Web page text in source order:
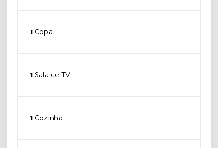
1 Copa
1 Sala de TV
1 Cozinha